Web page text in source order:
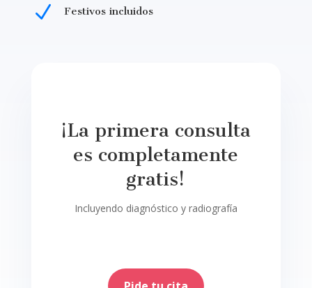
N Festivos incluidos
¡La primera consulta
es completamente
gratis!
Incluyendo diagnóstico y radiografía